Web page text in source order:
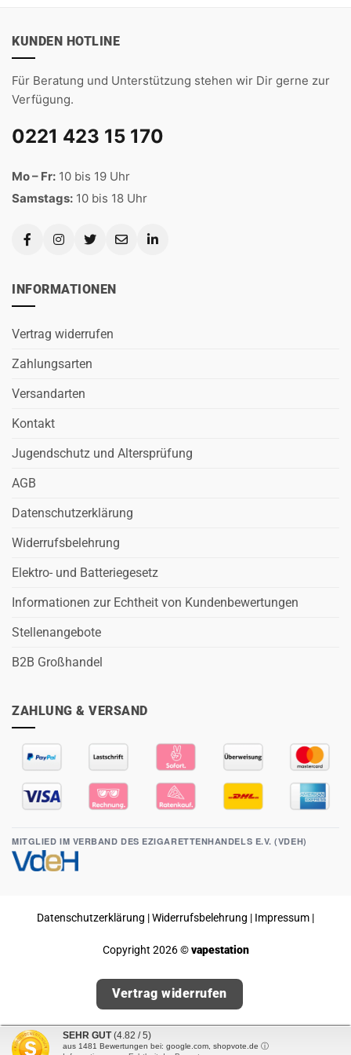
KUNDEN HOTLINE
Für Beratung und Unterstützung stehen wir Dir gerne zur
Verfügung.
0221 423 15 170
Mo – Fr: 10 bis 19 Uhr
Samstags: 10 bis 18 Uhr
INFORMATIONEN
Vertrag widerrufen
Zahlungsarten
Versandarten
Kontakt
Jugendschutz und Altersprüfung
AGB
Datenschutzerklärung
Widerrufsbelehrung
Elektro- und Batteriegesetz
Informationen zur Echtheit von Kundenbewertungen
Stellenangebote
B2B Großhandel
ZAHLUNG & VERSAND
MITGLIED IM VERBAND DES EZIGARETTENHANDELS E.V. (VDEH)
Datenschutzerklärung |Widerrufsbelehrung | Impressum |
Copyright 2026 ©vapestation
Vertrag widerrufen
SEHR GUT (4.82 / 5)
aus 1481 Bewertungen bei: google.com, shopvote.de ⓘ